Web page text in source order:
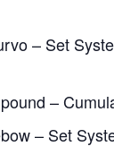
– Set
–
– Set